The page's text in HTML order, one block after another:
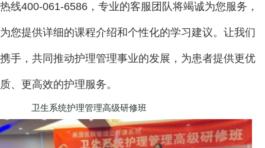
热线400-061-6586，专业的客服团队将竭诚为您服务，
为您提供详细的课程介绍和个性化的学习建议。让我们
携手，共同推动护理管理事业的发展，为患者提供更优
质、更高效的护理服务。
卫生系统护理管理高级研修班